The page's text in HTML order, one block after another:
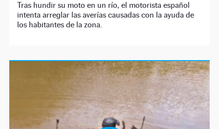
Tras hundir su moto en un río, el motorista español
intenta arreglar las averías causadas con la ayuda de
los habitantes de la zona.